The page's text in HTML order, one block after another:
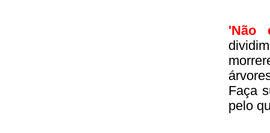
'Não
Faça
pelo